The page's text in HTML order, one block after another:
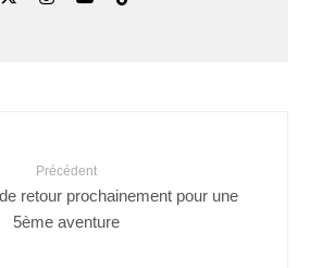
Précédent
retour prochainement pour une
5ème aventure